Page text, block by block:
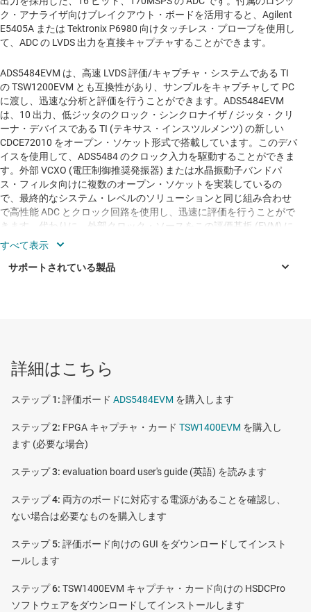
ク・アナライザ向けブレイクアウト・ボードを活用すると、Agilent
E5405A または Tektronix P6980 向けタッチレス・プローブを使用し
て、ADC の LVDS 出力を直接キャプチャすることができます。
ADS5484EVM は、高速 LVDS 評価/キャプチャ・システムである TI
の TSW1200EVM とも互換性があり、サンプルをキャプチャして PC
に渡し、迅速な分析と評価を行うことができます。ADS5484EVM
は、10 出力、低ジッタのクロック・シンクロナイザ / ジッタ・クリ
ーナ・デバイスである TI (テキサス・インスツルメンツ) の新しい
CDCE72010 をオープン・ソケット形式で搭載しています。このデバ
イスを使用して、ADS5484 のクロック入力を駆動することができま
す。外部 VCXO (電圧制御推奨発振器) または水晶振動子バンドパ
ス・フィルタ向けに複数のオープン・ソケットを実装しているの
で、最終的なシステム・レベルのソリューションと同じ組み合わせ
で高性能 ADC とクロック回路を使用し、迅速に評価を行うことがで
きます。代わりに、外部クロック・ソースをこの評価基板 (EVM) に
供給し、CDCE72010 経由で取り回すか、ADS5484 クロック入力に
直接渡すこともできます。
び
ジッタ・クリーナのクロック処理回路
DDR LVDS 出力機能とキャプチャ機能
クリーナ
ADS5484—16 ビット、170MSPS AD コンバータ（ADC）
詳細はこちら
評価ボード ADS5484EVM を購入します
FPGA キャプチャ・カード TSW1400EVM を購入し
ます (必要な場合)
evaluation board user's guide (英語) を読みます
両方のボードに対応する電源があることを確認し、
ない場合は必要なものを購入します
評価ボード向けの GUI をダウンロードしてインスト
ールします
TSW1400EVM キャプチャ・カード向けの HSDCPro
ソフトウェアをダウンロードしてインストールします